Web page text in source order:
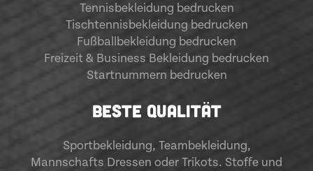
Tennisbekleidung bedrucken
Tischtennisbekleidung bedrucken
Fußballbekleidung bedrucken
Freizeit & Business Bekleidung bedrucken
Startnummern bedrucken
BESTE QUALITÄT
Sportbekleidung, Teambekleidung,
Mannschafts Dressen oder Trikots. Stoffe und